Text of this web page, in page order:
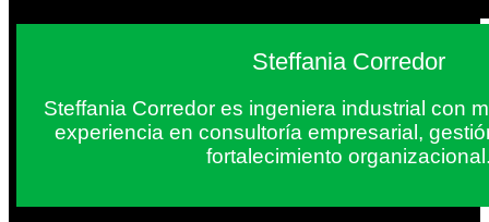
Steffania Corredor
Steffania Corredor es ingeniera industrial con
experiencia en consultoría empresarial,
fortalecimiento